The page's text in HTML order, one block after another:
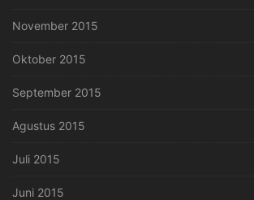
November 2015
Oktober 2015
September 2015
Agustus 2015
Juli 2015
Juni 2015